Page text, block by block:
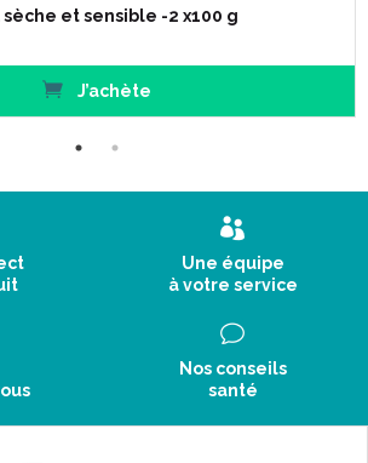
sèche et sensible -2 x100 g
J’achète
Une équipe
à votre service
Nos conseils
santé